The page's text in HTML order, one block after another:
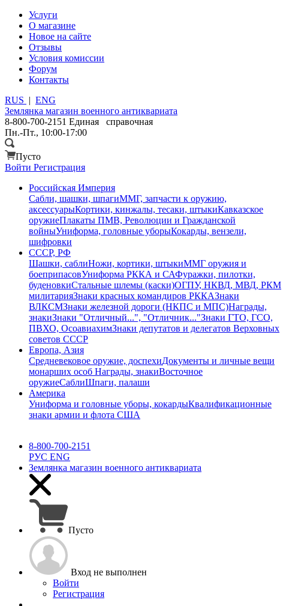
Услуги
О магазине
Новое на сайте
Отзывы
Условия комиссии
Форум
Контакты
RUS | ENG
Землянка магазин военного антиквариата
8-800-700-2151 Единая справочная
Пн.-Пт., 10:00-17:00
Пусто
Войти Регистрация
Российская Империя
Сабли, шашки, шпагиММГ, запчасти к оружию,
аксессуарыКортики, кинжалы, тесаки, штыкиКавказское
оружиеПлакаты ПМВ, Революции и Гражданской
войныУниформа, головные уборыКокарды, вензели,
шифровки
СССР, РФ
Шашки, саблиНожи, кортики, штыкиММГ оружия и
боеприпасовУниформа РККА и САФуражки, пилотки,
буденовкиСтальные шлемы (каски)ОГПУ, НКВД, МВД, РКМ
милитарияЗнаки красных командиров РККАЗнаки
ВЛКСМЗнаки железной дороги (НКПС и МПС)Награды,
знакиЗнаки "Отличный...", "Отличник..."Знаки ГТО, ГСО,
ПВХО, ОсоавиахимЗнаки депутатов и делегатов Верховных
советов СССР
Европа, Азия
Средневековое оружие, доспехиДокументы и личные вещи
монарших особ Награды, знакиВосточное
оружиеСаблиШпаги, палаши
Америка
Униформа и головные уборы, кокардыКвалификационные
знаки армии и флота США
8-800-700-2151
РУС ENG
Землянка магазин военного антиквариата
Пусто
Вход не выполнен
Войти
Регистрация